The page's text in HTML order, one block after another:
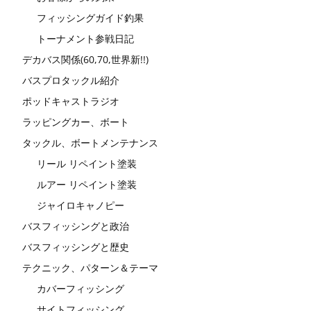
フィッシングガイド釣果
トーナメント参戦日記
デカバス関係(60,70,世界新!!)
バスプロタックル紹介
ポッドキャストラジオ
ラッピングカー、ボート
タックル、ボートメンテナンス
リール リペイント塗装
ルアー リペイント塗装
ジャイロキャノピー
バスフィッシングと政治
バスフィッシングと歴史
テクニック、パターン＆テーマ
カバーフィッシング